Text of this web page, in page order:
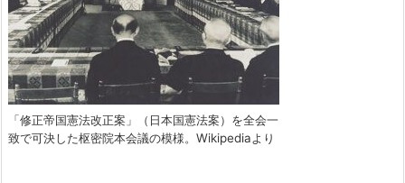
「修正帝国憲法改正案」（日本国憲法案）を全会一
致で可決した枢密院本会議の模様。Wikipediaより